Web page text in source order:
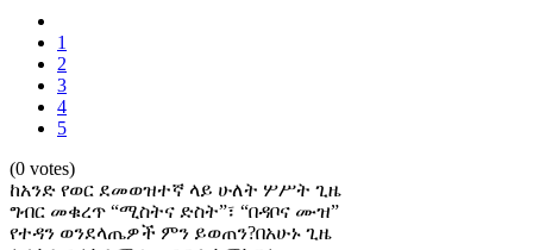
1
2
3
4
5
(0 votes)
ከአንድ የወር ደመወዝተኛ ላይ ሁለት ሦሥት ጊዜ
ግብር መቁረጥ “ሚስትና ድስት”፣ “በዳቦና ሙዝ”
የተዳን ወንደላጤዎች ምን ይወጠን?በአሁኑ ጊዜ